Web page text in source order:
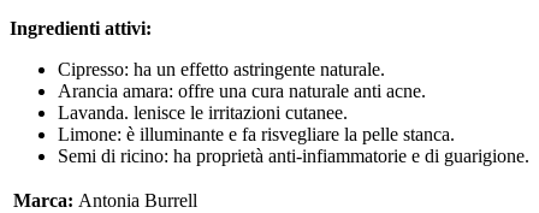
Ingredienti attivi:
Cipresso: ha un effetto astringente naturale.
Arancia amara: offre una cura naturale anti acne.
Lavanda. lenisce le irritazioni cutanee.
Limone: è illuminante e fa risvegliare la pelle stanca.
Semi di ricino: ha proprietà anti-infiammatorie e di guarigione.
Marca: Antonia Burrell